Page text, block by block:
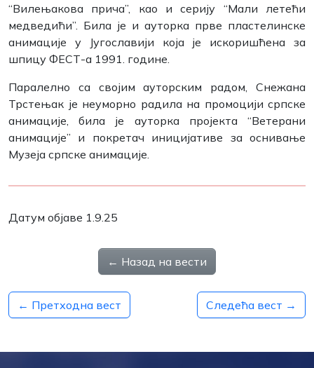
“Вилењакова прича”, као и серију “Мали летећи
медведићи”. Била је и ауторка прве пластелинске
анимације у Југославији која је искоришћена за
шпицу ФЕСТ-а 1991. године.
Паралелно са својим ауторским радом, Снежана
Трстењак је неуморно радила на промоцији српске
анимације, била је ауторка пројекта “Ветерани
анимације” и покретач иницијативе за оснивање
Музеја српске анимације.
Датум објаве 1.9.25
← Назад на вести
← Претходна вест Следећа вест →